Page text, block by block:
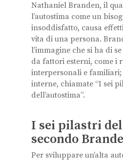
Nathaniel Branden, il
l’autostima come un
insoddisfatto, causa
vita di una persona.
l’immagine che si ha di
da fattori esterni, come i
interpersonali e familiari;
interne, chiamate “I sei
dell’autostima”.
I sei pilastri
secondo
Per sviluppare un’alta